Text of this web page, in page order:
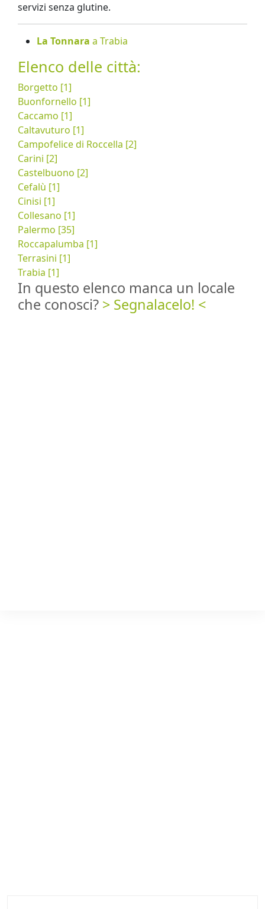
servizi senza glutine.
La Tonnara a Trabia
Elenco delle città:
Borgetto [1]
Buonfornello [1]
Caccamo [1]
Caltavuturo [1]
Campofelice di Roccella [2]
Carini [2]
Castelbuono [2]
Cefalù [1]
Cinisi [1]
Collesano [1]
Palermo [35]
Roccapalumba [1]
Terrasini [1]
Trabia [1]
In questo elenco manca un locale
che conosci? > Segnalacelo! <